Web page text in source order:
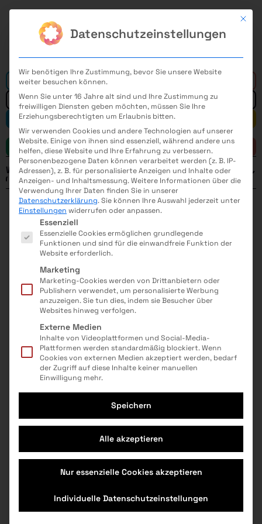
Veranstaltungen
MINT-Berufe
Für Anbieter
Das Projekt
Jetzt fördern
Alle
Mathematik Informatik
Naturwissenschaft Technik
Weitere Filter
ELEKTROMASCHINENBAU
MEDIZINTECHNIK
FERTIGUNGSTECHNIK
VERFAHRENSTECHNIK
Nach oben
Presse
Kontakt
Impressum & AGBDatenschutz
Cookie Einstellungen
Auf den Geschmack gekommen? Mehr
hier:
Instagram Facebook Newsletter
Mit
Datenschutzeinstellungen
Wir benötigen Ihre Zustimmung, bevor Sie unsere Website
weiter besuchen können.
Wenn Sie unter 16 Jahre alt sind und Ihre Zustimmung zu
freiwilligen Diensten geben möchten, müssen Sie Ihre
Erziehungsberechtigten um Erlaubnis bitten.
Wir verwenden Cookies und andere Technologien auf unserer
Website. Einige von ihnen sind essenziell, während andere uns
helfen, diese Website und Ihre Erfahrung zu verbessern.
Personenbezogene Daten können verarbeitet werden (z. B. IP-
Adressen), z. B. für personalisierte Anzeigen und Inhalte oder
Anzeigen- und Inhaltsmessung.Weitere Informationen über die
Verwendung Ihrer Daten finden Sie in unserer
Datenschutzerklärung.Sie können Ihre Auswahl jederzeit unter
Einstellungen widerrufen oder anpassen.
Es folgt eine Liste der Service-Gruppen, für die eine
Essenziell
Essenzielle Cookies ermöglichen grundlegende
Funktionen und sind für die einwandfreie Funktion der
Website erforderlich.
Marketing
Marketing-Cookies werden von Drittanbietern oder
Publishern verwendet, um personalisierte Werbung
anzuzeigen. Sie tun dies, indem sie Besucher über
Websites hinweg verfolgen.
Externe Medien
Inhalte von Videoplattformen und Social-Media-
Plattformen werden standardmäßig blockiert. Wenn
Cookies von externen Medien akzeptiert werden, bedarf
der Zugriff auf diese Inhalte keiner manuellen
Einwilligung mehr.
Speichern
Alle akzeptieren
Nur essenzielle Cookies akzeptieren
Individuelle Datenschutzeinstellungen